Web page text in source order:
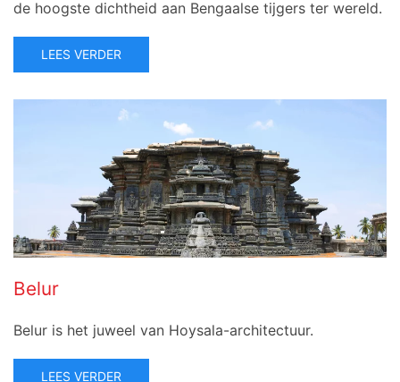
de hoogste dichtheid aan Bengaalse tijgers ter wereld.
LEES VERDER
Belur
Belur is het juweel van Hoysala-architectuur.
LEES VERDER